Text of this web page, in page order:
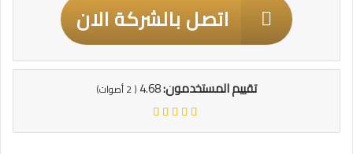
اتصل بالشركة الان
تقييم المستخدمون:4.68
(
2أصوات)